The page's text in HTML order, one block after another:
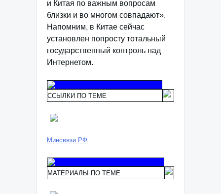
и Китая по важным вопросам
близки и во многом совпадают».
Напомним, в Китае сейчас
установлен попросту тотальный
государственный контроль над
Интернетом.
ССЫЛКИ ПО ТЕМЕ
Минсвязи РФ
МАТЕРИАЛЫ ПО ТЕМЕ